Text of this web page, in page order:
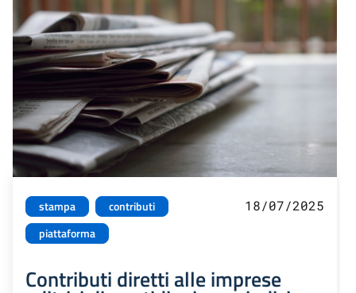
stampa
contributi
piattaforma
18/07/2025
Contributi diretti alle imprese